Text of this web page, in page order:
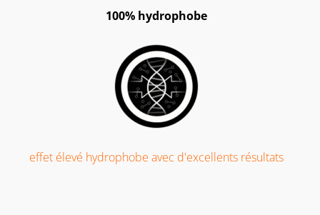
100% hydrophobe
effet élevé hydrophobe avec d'excellents résultats